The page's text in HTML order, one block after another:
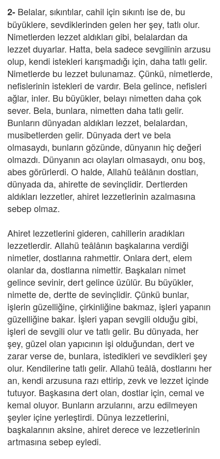
2- Belalar, sıkıntılar, cahil için sıkıntı ise de, bu
büyüklere, sevdiklerinden gelen her şey, tatlı olur.
Nimetlerden lezzet aldıkları gibi, belalardan da
lezzet duyarlar. Hatta, bela sadece sevgilinin arzusu
olup, kendi istekleri karışmadığı için, daha tatlı gelir.
Nimetlerde bu lezzet bulunamaz. Çünkü, nimetlerde,
nefislerinin istekleri de vardır. Bela gelince, nefisleri
ağlar, inler. Bu büyükler, belayı nimetten daha çok
sever. Bela, bunlara, nimetten daha tatlı gelir.
Bunların dünyadan aldıkları lezzet, belalardan,
musibetlerden gelir. Dünyada dert ve bela
olmasaydı, bunların gözünde, dünyanın hiç değeri
olmazdı. Dünyanın acı olayları olmasaydı, onu boş,
abes görürlerdi. O halde, Allahü teâlânın dostları,
dünyada da, ahirette de sevinçlidir. Dertlerden
aldıkları lezzetler, ahiret lezzetlerinin azalmasına
sebep olmaz.
Ahiret lezzetlerini gideren, cahillerin aradıkları
lezzetlerdir. Allahü teâlânın başkalarına verdiği
nimetler, dostlarına rahmettir. Onlara dert, elem
olanlar da, dostlarına nimettir. Başkaları nimet
gelince sevinir, dert gelince üzülür. Bu büyükler,
nimette de, dertte de sevinçlidir. Çünkü bunlar,
işlerin güzelliğine, çirkinliğine bakmaz, işleri yapanın
güzelliğine bakar. İşleri yapan sevgili olduğu gibi,
işleri de sevgili olur ve tatlı gelir. Bu dünyada, her
şey, güzel olan yapıcının işi olduğundan, dert ve
zarar verse de, bunlara, istedikleri ve sevdikleri şey
olur. Kendilerine tatlı gelir. Allahü teâlâ, dostlarını her
an, kendi arzusuna razı ettirip, zevk ve lezzet içinde
tutuyor. Başkasına dert olan, dostlar için, cemal ve
kemal oluyor. Bunların arzularını, arzu edilmeyen
şeyler içine yerleştirdi. Dünya lezzetlerini,
başkalarının aksine, ahiret derece ve lezzetlerinin
artmasına sebep eyledi.